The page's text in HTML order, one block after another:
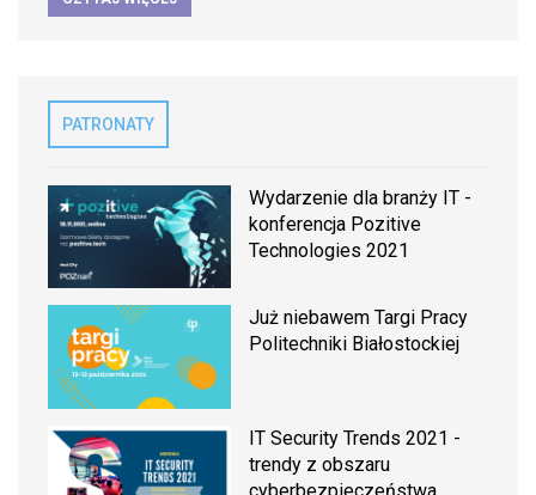
PATRONATY
Wydarzenie dla branży IT -
konferencja Pozitive
Technologies 2021
Już niebawem Targi Pracy
Politechniki Białostockiej
IT Security Trends 2021 -
trendy z obszaru
cyberbezpieczeństwa